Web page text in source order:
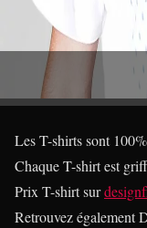
Les T-shirts sont
Chaque T-shirt est
Prix T-shirt sur
Retrouvez également